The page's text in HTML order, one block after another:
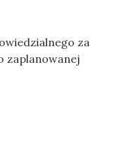
za
zaplanowanej